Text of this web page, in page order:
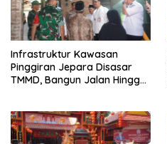
Infrastruktur Kawasan
Pinggiran Jepara Disasar
TMMD, Bangun Jalan Hingga